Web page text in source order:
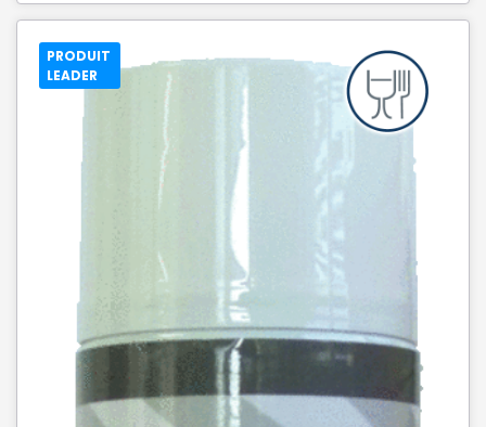
PRODUIT
LEADER